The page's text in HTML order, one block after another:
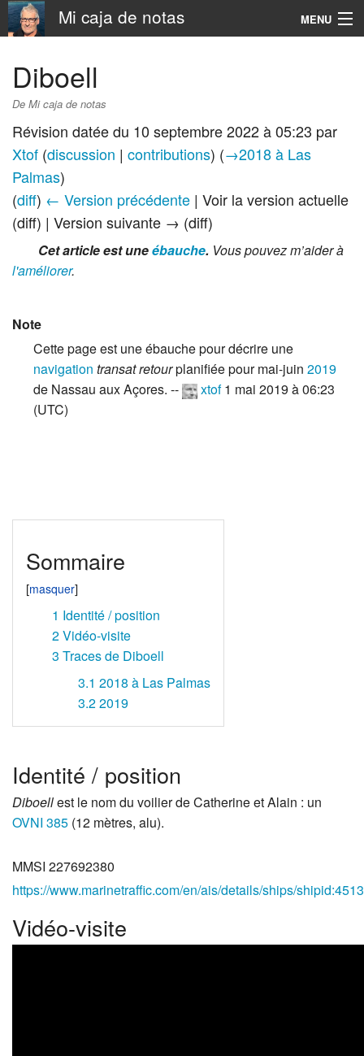
Mi caja de notas MENU
Diboell
De Mi caja de notas
Révision datée du 10 septembre 2022 à 05:23 par
Xtof (discussion | contributions) (→‎2018 à Las
Palmas)
(diff) ← Version précédente | Voir la version actuelle
(diff) | Version suivante → (diff)
Cet article est uneébauche. Vous pouvez m’aider à
l'améliorer.
Note
Cette page est une ébauche pour décrire une
navigation transat retourplanifiée pour mai-juin 2019
de Nassau aux Açores. --
xtof1 mai 2019 à 06:23
(UTC)
Sommaire
1 Identité / position
2Vidéo-visite
3 Traces de Diboell
3.1 2018 à Las Palmas
3.22019
Identité / position
Diboellest le nom du voilier de Catherine et Alain : un
OVNI 385 (12 mètres, alu).
MMSI 227692380
https://www.marinetraffic.com/en/ais/details/ships/
Vidéo-visite